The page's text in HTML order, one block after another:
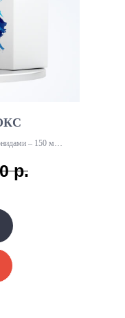
– 150 мл •
р.